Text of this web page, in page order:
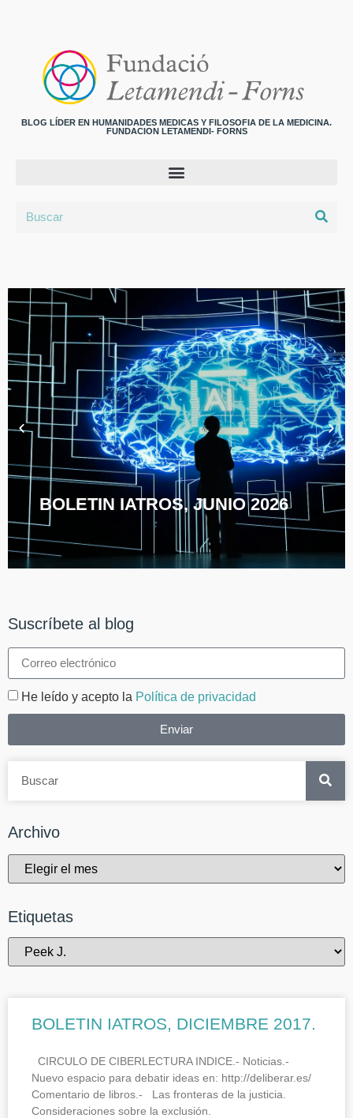
BLOG LÍDER EN HUMANIDADES MEDICAS Y FILOSOFIA DE LA MEDICINA.
FUNDACION LETAMENDI- FORNS
BOLETIN IATROS, JUNIO 2026
Suscríbete al blog
He leído y acepto la Política de privacidad
Enviar
Archivo
Etiquetas
BOLETIN IATROS, DICIEMBRE 2017.
CIRCULO DE CIBERLECTURA INDICE.- Noticias.-
Nuevo espacio para debatir ideas en: http://deliberar.es/
Comentario de libros.- Las fronteras de la justicia.
Consideraciones sobre la exclusión.